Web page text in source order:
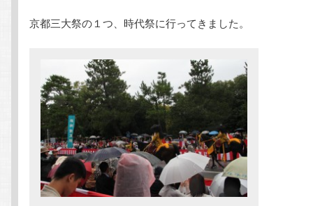
ン
へ
移
動
ツ
移
動
京都三大祭の１つ、時代祭に行ってきました。